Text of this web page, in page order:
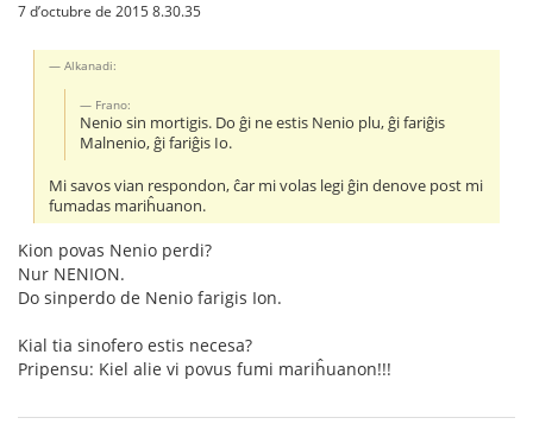
7 d’octubre de 2015 8.30.35
Alkanadi:
Frano:
Nenio sin mortigis. Do ĝi ne estis Nenio plu, ĝi fariĝis
Malnenio, ĝi fariĝis Io.
Mi savos vian respondon, ĉar mi volas legi ĝin denove post mi
fumadas mariĥuanon.
Kion povas Nenio perdi?
Nur NENION.
Do sinperdo de Nenio farigis Ion.
Kial tia sinofero estis necesa?
Pripensu: Kiel alie vi povus fumi mariĥuanon!!!